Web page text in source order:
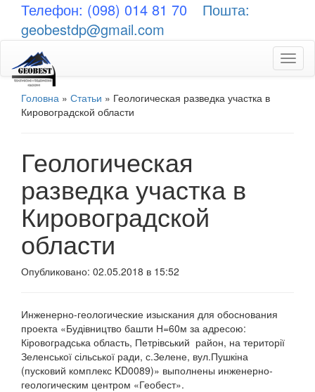
Телефон: (098) 014 81 70
Пошта:
geobestdp@gmail.com
Головна » Статьи » Геологическая разведка участка в
Кировоградской области
Геологическая
разведка участка в
Кировоградской
области
Опубликовано: 02.05.2018 в 15:52
Инженерно-геологические изыскания для обоснования
проекта «Будівництво башти Н=60м за адресою:
Кіровоградська область, Петрівський район, на території
Зеленської сільської ради, с.Зелене, вул.Пушкіна
(пусковий комплекс KD0089)» выполнены инженерно-
геологическим центром «Геобест».